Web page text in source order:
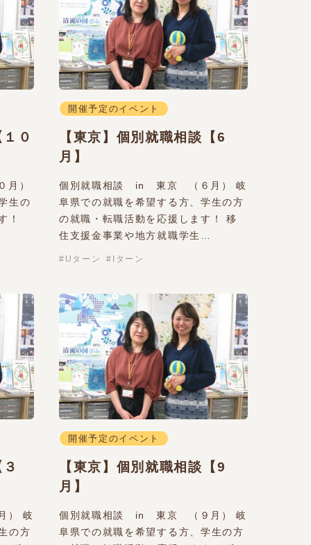
０
）
生の
！
開催予定のイベント
【東京】個別就職相談【6
月】
個別就職相談 in 東京 （６月） 岐
阜県での就職を希望する方、学生の方
の就職・転職活動を応援します！ 移
住支援金事業や地方就職学生…
Uターン Iターン
） 岐
の方
開催予定のイベント
【東京】個別就職相談【9
月】
個別就職相談 in 東京 （９月） 岐
阜県での就職を希望する方、学生の方